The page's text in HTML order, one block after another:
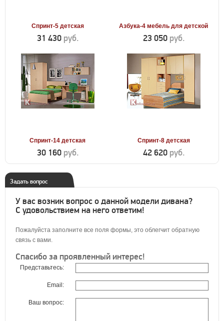
Спринт-5 детская
31 430 руб.
Азбука-4 мебель для детской
23 050 руб.
Спринт-14 детская
30 160 руб.
Спринт-8 детская
42 620 руб.
Задать вопрос
У вас возник вопрос о данной модели дивана?
С удовольствием на него ответим!
Пожалуйста заполните все поля формы, это облегчит обратную
связь с вами.
Спасибо за проявленный интерес!
Представьтесь:
Email:
Ваш вопрос: